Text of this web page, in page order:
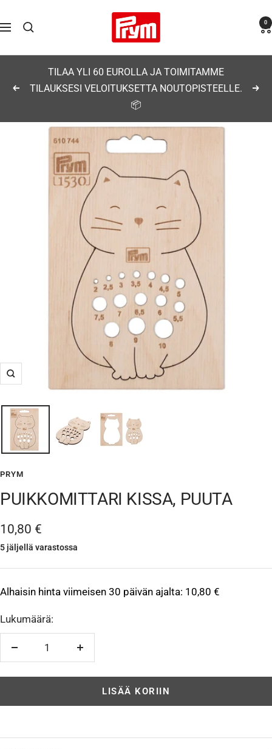
sisältöön
Navigaatio
Prym 0
Edellinen
TILAA YLI 60 EUROLLA JA TOIMITAMME
TILAUKSESI VELOITUKSETTA NOUTOPISTEELLE.
📦
Suurenna
PRYM
PUIKKOMITTARI KISSA, PUUTA
Alennushinta
10,80 €
5 jäljellä varastossa
Alhaisin hinta viimeisen 30 päivän ajalta: 10,80 €
Lukumäärä:
Vähennä
LISÄÄ KORIIN